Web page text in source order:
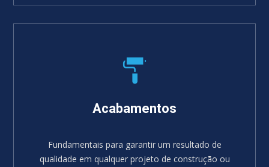
Acabamentos
Fundamentais para garantir um resultado de
qualidade em qualquer projeto de construção ou